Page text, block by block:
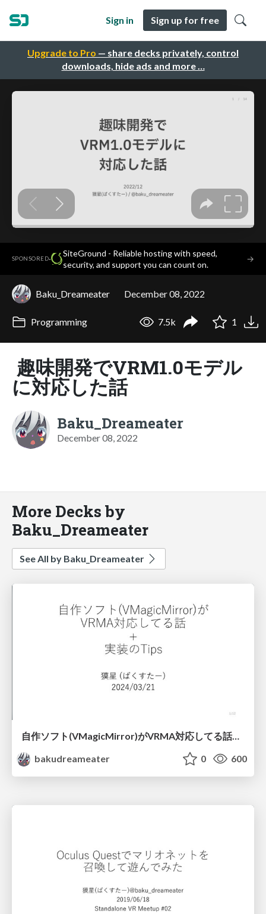
Upgrade to Pro — share decks privately, control
downloads, hide ads and more …
Sign in Sign up for free
SPONSORED·
SiteGround - Reliable hosting with speed,
security, and support you can count on.
→
Baku_Dreameater December 08, 2022
Programming 7.5k 1
趣味開発でVRM1.0モデル
に対応した話
Baku_Dreameater
December 08, 2022
More Decks by
Baku_Dreameater
See All by Baku_Dreameater
自作ソフト(VMagicMirror)がVRMA対応してる話+実装のTips
bakudreameater
0 600